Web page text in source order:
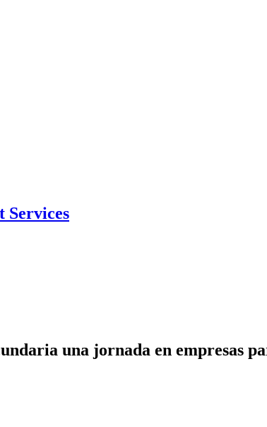
Services
una jornada en empresas